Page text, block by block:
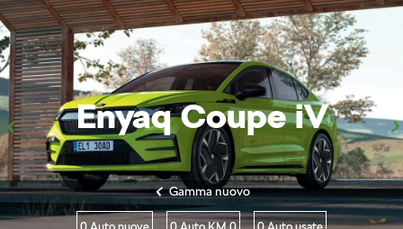
ELROQ
2
FABIA
4
KAMIQ
11
KAROQ
1
KODIAQ
4
OCTAVIA
3
SCALA
3
Enyaq Coupe iV
Gamma nuovo